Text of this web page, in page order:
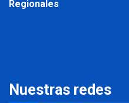
Regionales
Nuestras redes